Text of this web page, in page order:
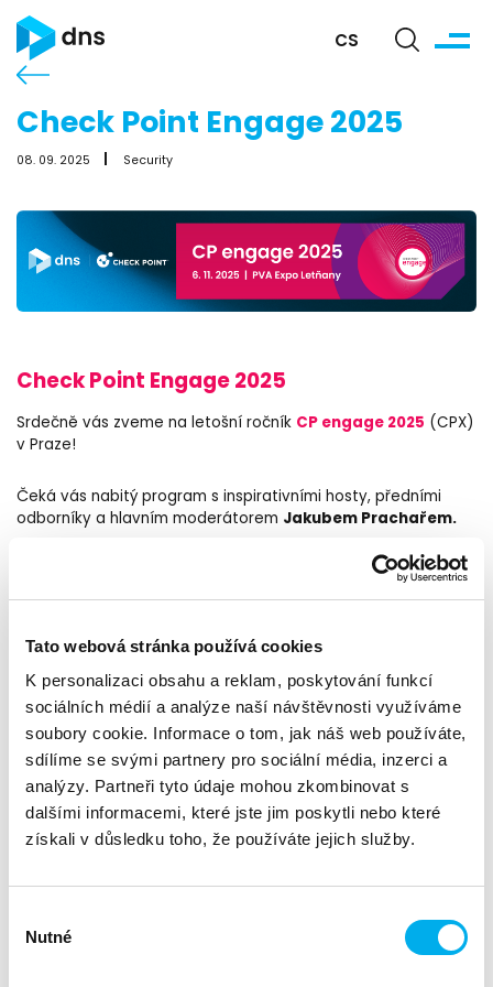
Tato webová stránka používá cookies
K personalizaci obsahu a reklam, poskytování funkcí
sociálních médií a analýze naší návštěvnosti využíváme
soubory cookie. Informace o tom, jak náš web používáte,
sdílíme se svými partnery pro sociální média, inzerci a
analýzy. Partneři tyto údaje mohou zkombinovat s
dalšími informacemi, které jste jim poskytli nebo které
získali v důsledku toho, že používáte jejich služby.
souhlasu
Nutné
CS
Check Point Engage 2025
08. 09. 2025 Security
Check Point Engage 2025
Srdečně vás zveme na letošní ročník CP engage 2025 (CPX)
v Praze!
Čeká vás nabitý program s inspirativními hosty, předními
odborníky a hlavním moderátorem Jakubem Prachařem.
Letos poprvé jsme pouze pro vás připravili mimo jiného
jedinečný VIP koncertMatěje Rupperta,Jakuba
keynote speakery v čele s: náčelníkem Generálního
štábu Armády České republiky Karlem Řehkou
přehled trendů a novinek v kybernetické bezpečnosti
hosty a zákaznické případové studie
bohatou partnerskou EXPO zónu
Termín : Čtvrtek 6. listopadu 2025 od 12 hodin (začínáme